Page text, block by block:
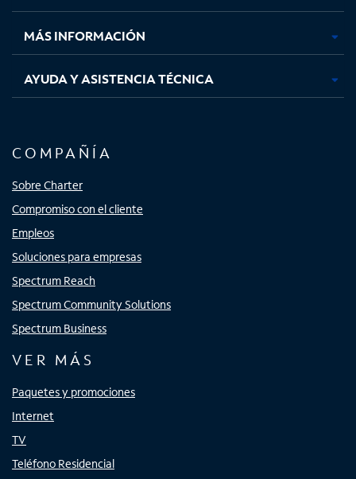
nuevanuevanuevanueva
MÁS INFORMACIÓN
AYUDA Y ASISTENCIA TÉCNICA
COMPAÑÍA
Sobre Charter
Compromiso con el cliente
Empleos
Soluciones para empresas
Spectrum Reach
Spectrum Community Solutions
Spectrum Business
VER MÁS
Paquetes y promociones
Internet
TV
Teléfono Residencial